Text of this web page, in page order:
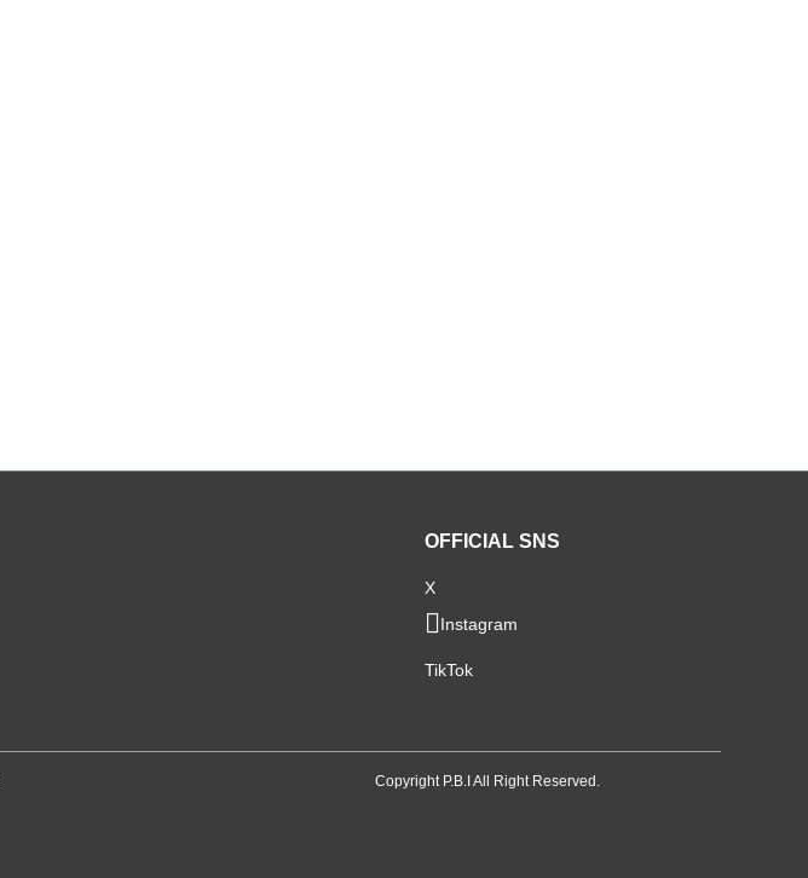
OFFICIAL SNS
X
Instagram
TikTok
Copyright P.B.I All Right Reserved.